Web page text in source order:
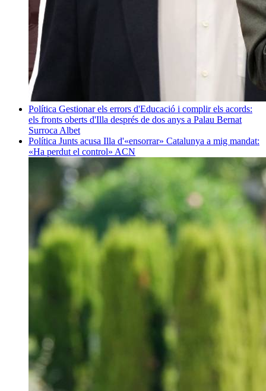
Política Gestionar els errors d'Educació i complir els acords:
els fronts oberts d'Illa després de dos anys a Palau Bernat
Surroca Albet
Política Junts acusa Illa d'«ensorrar» Catalunya a mig mandat:
«Ha perdut el control» ACN